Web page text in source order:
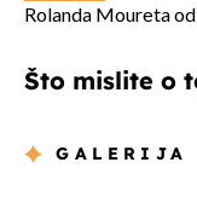
Rolanda Moureta
Što mislite o
GALERIJA